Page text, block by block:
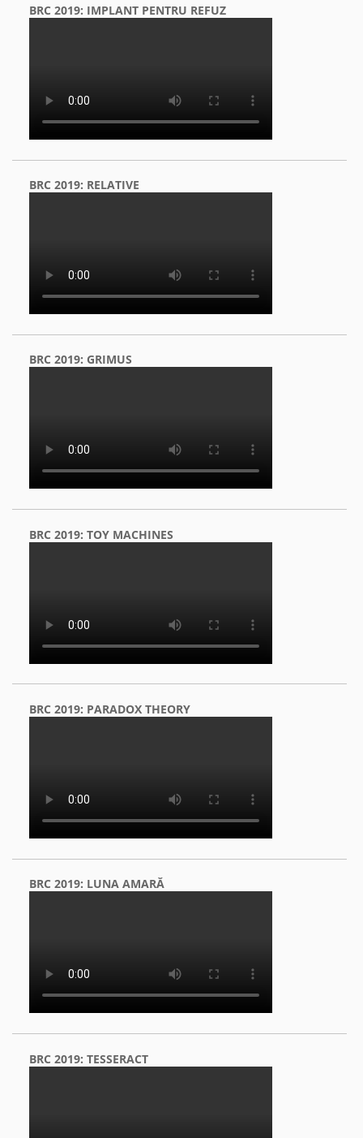
BRC 2019: IMPLANT PENTRU REFUZ
BRC 2019: RELATIVE
BRC 2019: GRIMUS
BRC 2019: TOY MACHINES
BRC 2019: PARADOX THEORY
BRC 2019: LUNA AMARĂ
BRC 2019: TESSERACT